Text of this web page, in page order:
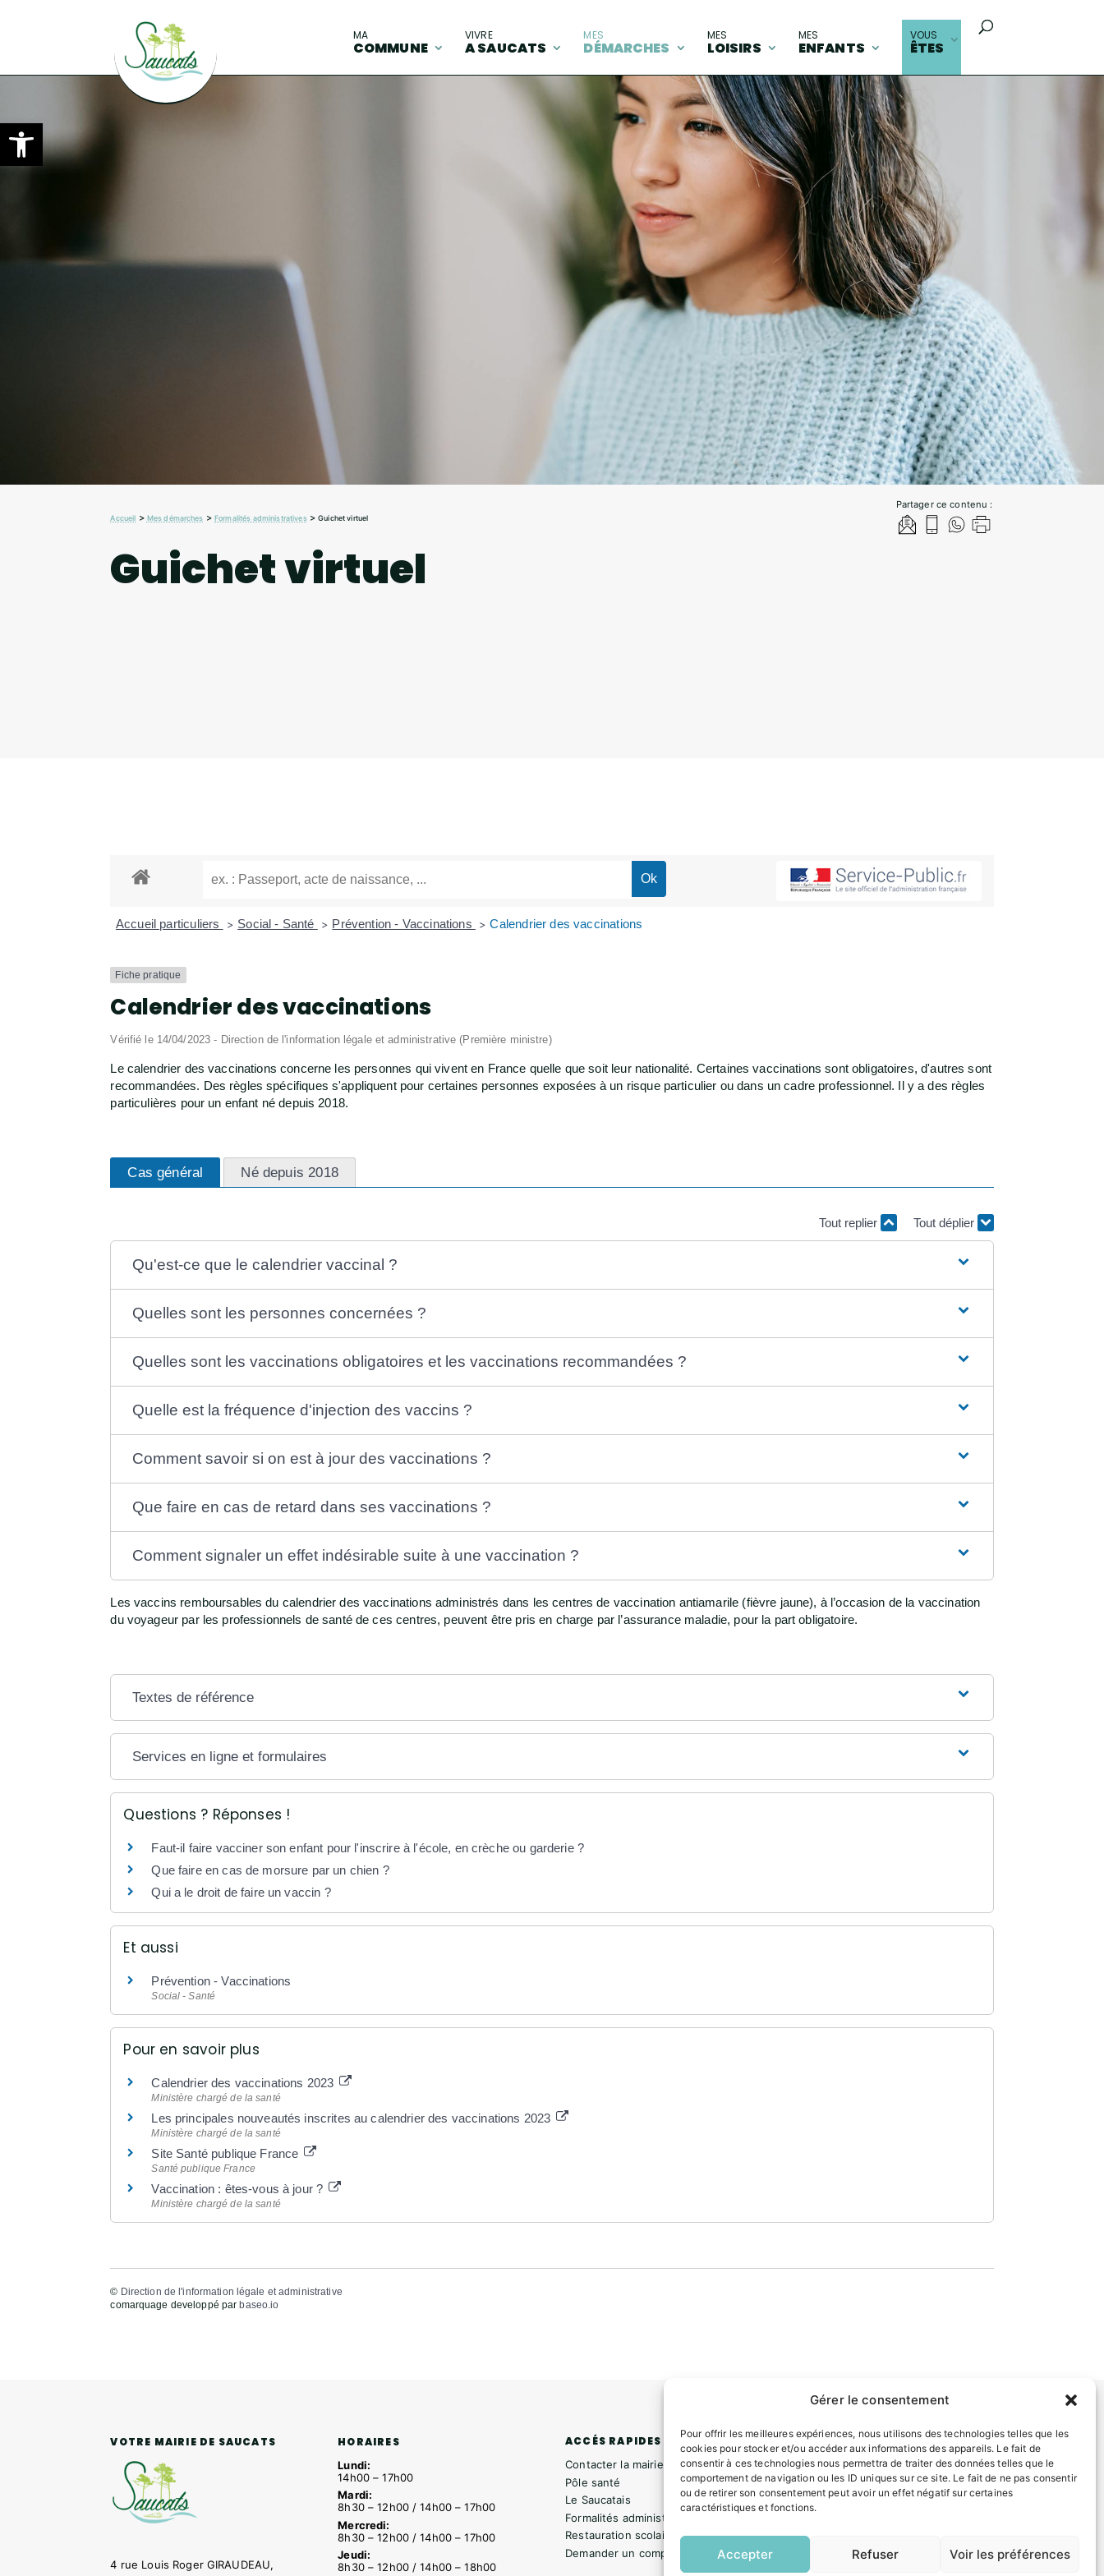
Ouvrir la barre d’outils
Gérer le consentement
Pour offrir les meilleures expériences, nous utilisons des technologies telles que les
cookies pour stocker et/ou accéder aux informations des appareils. Le fait de
consentir à ces technologies nous permettra de traiter des données telles que le
comportement de navigation ou les ID uniques sur ce site. Le fait de ne pas consentir
ou de retirer son consentement peut avoir un effet négatif sur certaines
caractéristiques et fonctions.
Accepter Refuser Voir les préférences
MA
COMMUNE
VIVRE
A SAUCATS
MES
DÉMARCHES
MES
LOISIRS
MES
ENFANTS
VOUS
ÊTES
Partager ce contenu :
Accueil > Mes démarches >Formalités administratives>Guichet virtuel
Guichet virtuel
Accueil particuliers > Social - Santé > Prévention - Vaccinations > Calendrier des vaccinations
Fiche pratique
Calendrier des vaccinations
Vérifié le 14/04/2023 - Direction de l'information légale et administrative (Première ministre)
Le calendrier des vaccinations concerne les personnes qui vivent en France quelle que soit leur nationalité. Certaines vaccinations sont obligatoires, d'autres sont
recommandées. Des règles spécifiques s'appliquent pour certaines personnes exposées à un risque particulier ou dans un cadre professionnel. Il y a des règles
particulières pour un enfant né depuis 2018.
Cas général Né depuis 2018
Tout replier Tout déplier
Qu'est-ce que le calendrier vaccinal ?
Quelles sont les personnes concernées ?
Quelles sont les vaccinations obligatoires et les vaccinations recommandées ?
Quelle est la fréquence d'injection des vaccins ?
Comment savoir si on est à jour des vaccinations ?
Que faire en cas de retard dans ses vaccinations ?
Comment signaler un effet indésirable suite à une vaccination ?
Les vaccins remboursables du calendrier des vaccinations administrés dans les centres de vaccination antiamarile (fièvre jaune), à l’occasion de la vaccination
du voyageur par les professionnels de santé de ces centres, peuvent être pris en charge par l’assurance maladie, pour la part obligatoire.
Textes de référence
Services en ligne et formulaires
Questions ? Réponses !
Faut-il faire vacciner son enfant pour l'inscrire à l'école, en crèche ou garderie ?
Que faire en cas de morsure par un chien ?
Qui a le droit de faire un vaccin ?
Et aussi
Prévention - Vaccinations
Social - Santé
Pour en savoir plus
Calendrier des vaccinations 2023
Ministère chargé de la santé
Les principales nouveautés inscrites au calendrier des vaccinations 2023
Ministère chargé de la santé
Site Santé publique France
Santé publique France
Vaccination : êtes-vous à jour ?
Ministère chargé de la santé
© Direction de l'information légale et administrative
comarquage developpé par baseo.io
VOTRE MAIRIE DE SAUCATS
4 rue Louis Roger GIRAUDEAU,
HORAIRES
Lundi:
14h00 – 17h00
Mardi:
8h30 – 12h00 / 14h00 – 17h00
Mercredi:
8h30 – 12h00 / 14h00 – 17h00
Jeudi:
8h30 – 12h00 / 14h00 – 18h00
ACCÉS RAPIDES
Contacter la mairie
Pôle santé
Le Saucatais
Formalités administratives
Restauration scolaire
Demander un composteur
INFORMATIONS LÉGALES
Mentions légales
Politique de confidentialité
Plan du site
ESPACE MUNICIPALITÉ